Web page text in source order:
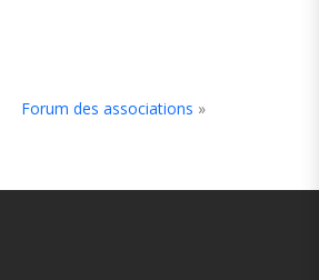
Forum des associations »